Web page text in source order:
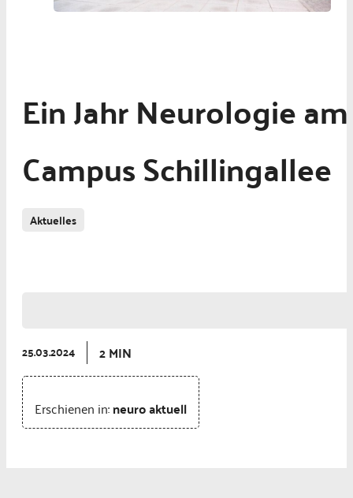
Ein Jahr Neurologie am
Campus Schillingallee
Aktuelles
25.03.2024 2 MIN
Erschienen in:neuro aktuell